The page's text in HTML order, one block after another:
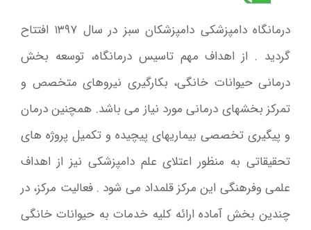
درمانگاه دامپزشکی دامپزشکان سبز در سال ۱۳۹۷ افتتاح
گردید . از اهداف مهم تاسیس درمانگاه، توسعه بخش
درمانی حیوانات خانگی، بکارگیری نیروهای متخصص و
تمرکز بخشهای درمانی مورد نیاز می باشد. همچنین درمان
و پیگیری تخصصی بیماریهای پیچیده و تکمیل پروژه های
تحقیقاتی به منظور اعتلای علم دامپزشکی نیز از اهداف
علمی وفرهنگی این مرکز قلمداد می شود . فعالیت مرکز، در
چندین بخش آماده ارائه کلیه خدمات به حیوانات خانگی